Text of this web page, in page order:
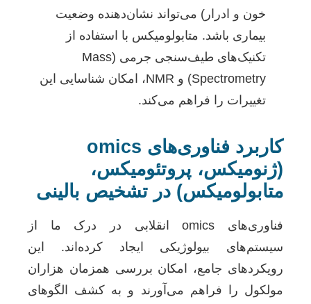
خون و ادرار) می‌تواند نشان‌دهنده وضعیت
بیماری باشد. متابولومیکس با استفاده از
تکنیک‌های طیف‌سنجی جرمی (Mass
Spectrometry) و NMR، امکان شناسایی این
تغییرات را فراهم می‌کند.
کاربرد فناوری‌های omics
(ژنومیکس، پروتئومیکس،
متابولومیکس) در تشخیص بالینی
فناوری‌های omics انقلابی در درک ما از
سیستم‌های بیولوژیکی ایجاد کرده‌اند. این
رویکردهای جامع، امکان بررسی همزمان هزاران
مولکول را فراهم می‌آورند و به کشف الگوهای